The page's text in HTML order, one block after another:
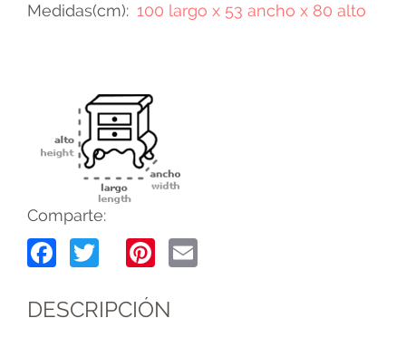
Medidas(cm) 100 largo x 53 ancho x 80 alto
Comparte:
Facebook
TwitterPinterest
DESCRIPCIÓN